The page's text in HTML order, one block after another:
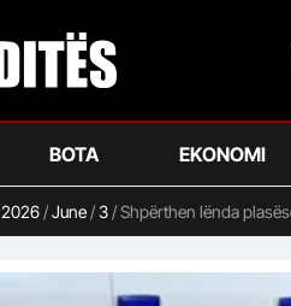
BOTA EKONOMI
2026/June/3/Shpërthen lënda